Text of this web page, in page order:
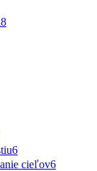
8
6
cieľov6